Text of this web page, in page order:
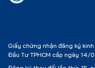
Giấy chứng nhận đăng ký
Đầu Tư TPHCM cấp ngày 14/